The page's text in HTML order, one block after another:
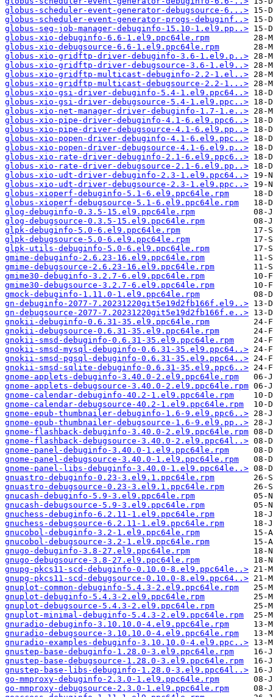
globus-scheduler-event-generator-debugsource-6...>
globus-scheduler-event-generator-progs-debuginf..>
globus-seg-job-manager-debuginfo-15.10-1.el9.pp..>
globus-xio-debuginfo-6.6-1.el9.ppc64le.rpm
globus-xio-debugsource-6.6-1.el9.ppc64le.rpm
globus-xio-gridftp-driver-debuginfo-3.6-1.el9.p..>
globus-xio-gridftp-driver-debugsource-3.6-1.el9..>
globus-xio-gridftp-multicast-debuginfo-2.2-1.el..>
globus-xio-gridftp-multicast-debugsource-2.2-1...>
globus-xio-gsi-driver-debuginfo-5.4-1.el9.ppc64..>
globus-xio-gsi-driver-debugsource-5.4-1.el9.ppc..>
globus-xio-net-manager-driver-debuginfo-1.7-1.e..>
globus-xio-pipe-driver-debuginfo-4.1-6.el9.ppc6..>
globus-xio-pipe-driver-debugsource-4.1-6.el9.pp..>
globus-xio-popen-driver-debuginfo-4.1-6.el9.ppc..>
globus-xio-popen-driver-debugsource-4.1-6.el9.p..>
globus-xio-rate-driver-debuginfo-2.1-6.el9.ppc6..>
globus-xio-rate-driver-debugsource-2.1-6.el9.pp..>
globus-xio-udt-driver-debuginfo-2.3-1.el9.ppc64..>
globus-xio-udt-driver-debugsource-2.3-1.el9.ppc..>
globus-xioperf-debuginfo-5.1-6.el9.ppc64le.rpm
globus-xioperf-debugsource-5.1-6.el9.ppc64le.rpm
glog-debuginfo-0.3.5-15.el9.ppc64le.rpm
glog-debugsource-0.3.5-15.el9.ppc64le.rpm
glpk-debuginfo-5.0-6.el9.ppc64le.rpm
glpk-debugsource-5.0-6.el9.ppc64le.rpm
glpk-utils-debuginfo-5.0-6.el9.ppc64le.rpm
gmime-debuginfo-2.6.23-16.el9.ppc64le.rpm
gmime-debugsource-2.6.23-16.el9.ppc64le.rpm
gmime30-debuginfo-3.2.7-6.el9.ppc64le.rpm
gmime30-debugsource-3.2.7-6.el9.ppc64le.rpm
gmock-debuginfo-1.11.0-1.el9.ppc64le.rpm
gn-debuginfo-2077-7.20231220git5e19d2fb166f.el9..>
gn-debugsource-2077-7.20231220git5e19d2fb166f.e..>
gnokii-debuginfo-0.6.31-35.el9.ppc64le.rpm
gnokii-debugsource-0.6.31-35.el9.ppc64le.rpm
gnokii-smsd-debuginfo-0.6.31-35.el9.ppc64le.rpm
gnokii-smsd-mysql-debuginfo-0.6.31-35.el9.ppc64..>
gnokii-smsd-pgsql-debuginfo-0.6.31-35.el9.ppc64..>
gnokii-smsd-sqlite-debuginfo-0.6.31-35.el9.ppc6..>
gnome-applets-debuginfo-3.40.0-2.el9.ppc64le.rpm
gnome-applets-debugsource-3.40.0-2.el9.ppc64le.rpm
gnome-calendar-debuginfo-40.2-1.el9.ppc64le.rpm
gnome-calendar-debugsource-40.2-1.el9.ppc64le.rpm
gnome-epub-thumbnailer-debuginfo-1.6-9.el9.ppc6..>
gnome-epub-thumbnailer-debugsource-1.6-9.el9.pp..>
gnome-flashback-debuginfo-3.40.0-2.el9.ppc64le.rpm
gnome-flashback-debugsource-3.40.0-2.el9.ppc64l..>
gnome-panel-debuginfo-3.40.0-1.el9.ppc64le.rpm
gnome-panel-debugsource-3.40.0-1.el9.ppc64le.rpm
gnome-panel-libs-debuginfo-3.40.0-1.el9.ppc64le..>
gnuastro-debuginfo-0.23-3.el9.1.ppc64le.rpm
gnuastro-debugsource-0.23-3.el9.1.ppc64le.rpm
gnucash-debuginfo-5.9-3.el9.ppc64le.rpm
gnucash-debugsource-5.9-3.el9.ppc64le.rpm
gnuchess-debuginfo-6.2.11-1.el9.ppc64le.rpm
gnuchess-debugsource-6.2.11-1.el9.ppc64le.rpm
gnucobol-debuginfo-3.2-1.el9.ppc64le.rpm
gnucobol-debugsource-3.2-1.el9.ppc64le.rpm
gnugo-debuginfo-3.8-27.el9.ppc64le.rpm
gnugo-debugsource-3.8-27.el9.ppc64le.rpm
gnupg-pkcs11-scd-debuginfo-0.10.0-8.el9.ppc64le..>
gnupg-pkcs11-scd-debugsource-0.10.0-8.el9.ppc64..>
gnuplot-common-debuginfo-5.4.3-2.el9.ppc64le.rpm
gnuplot-debuginfo-5.4.3-2.el9.ppc64le.rpm
gnuplot-debugsource-5.4.3-2.el9.ppc64le.rpm
gnuplot-minimal-debuginfo-5.4.3-2.el9.ppc64le.rpm
gnuradio-debuginfo-3.10.10.0-4.el9.ppc64le.rpm
gnuradio-debugsource-3.10.10.0-4.el9.ppc64le.rpm
gnuradio-examples-debuginfo-3.10.10.0-4.el9.ppc..>
gnustep-base-debuginfo-1.28.0-3.el9.ppc64le.rpm
gnustep-base-debugsource-1.28.0-3.el9.ppc64le.rpm
gnustep-base-libs-debuginfo-1.28.0-3.el9.ppc64l..>
go-mmproxy-debuginfo-2.3.0-1.el9.ppc64le.rpm
go-mmproxy-debugsource-2.3.0-1.el9.ppc64le.rpm